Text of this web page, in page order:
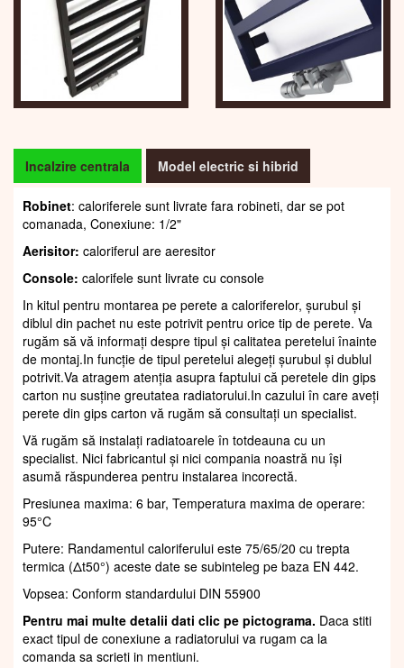
Incalzire centrala Model electric si hibrid
Robinet: caloriferele sunt livrate fara robineti, dar se pot
comanada, Conexiune: 1/2"
Aerisitor: caloriferul are aeresitor
Console: calorifele sunt livrate cu console
In kitul pentru montarea pe perete a caloriferelor, șurubul și
diblul din pachet nu este potrivit pentru orice tip de perete. Va
rugăm să vă informați despre tipul și calitatea peretelui înainte
de montaj.In funcție de tipul peretelui alegeți șurubul și dublul
potrivit.Va atragem atenția asupra faptului că peretele din gips
carton nu susține greutatea radiatorului.In cazului în care aveți
perete din gips carton vă rugăm să consultați un specialist.
Vă rugăm să instalați radiatoarele în totdeauna cu un
specialist. Nici fabricantul și nici compania noastră nu își
asumă răspunderea pentru instalarea incorectă.
Presiunea maxima: 6 bar, Temperatura maxima de operare:
95°C
Putere: Randamentul caloriferului este 75/65/20 cu trepta
termica (Δt50°) aceste date se subinteleg pe baza EN 442.
Vopsea: Conform standardului DIN 55900
Pentru mai multe detalii dati clic pe pictograma. Daca stiti
exact tipul de conexiune a radiatorului va rugam ca la
comanda sa scrieti in mentiuni.